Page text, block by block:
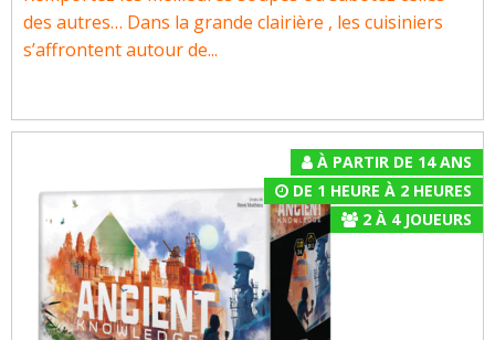
des autres… Dans la grande clairière , les cuisiniers
s’affrontent autour de...
À PARTIR DE 14 ANS
DE 1 HEURE À 2 HEURES
2À 4JOUEURS